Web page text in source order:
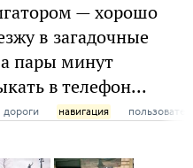
— хорошо
в загадочные
пары минут
в телефон...
дороги навигация